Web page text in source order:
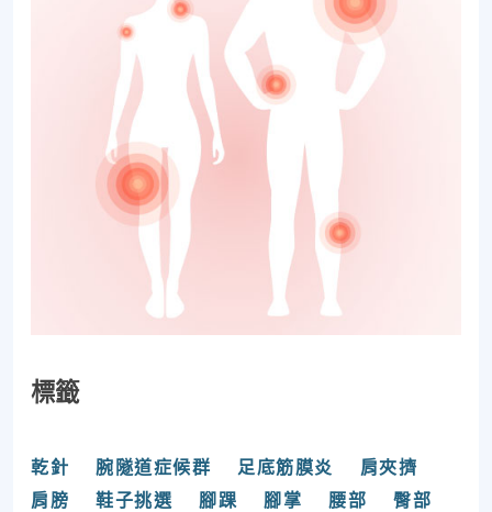
標籤
乾針 腕隧道症候群 足底筋膜炎
肩夾擠
肩膀
鞋子挑選 腳踝 腳掌 腰部
臀部